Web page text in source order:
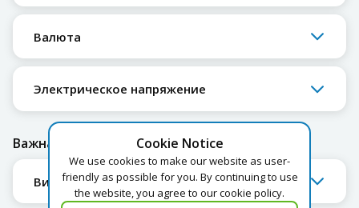
Валюта
Электрическое напряжение
Важная информация
Виза
Cookie Notice
We use cookies to make our website as user-
friendly as possible for you. By continuing to use
the website, you agree to our cookie policy.